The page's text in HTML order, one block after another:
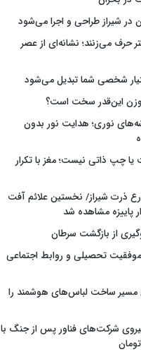
در شیراز طراحی و اجرا می‌شود
حرف می‌زنند؛ نشانه‌ای از عصر
شخصی شما تبدیل می‌شود
این‌قدر سخت است؟
نوری؛ هدایت نور بدون
چپ ذاتی نیست؛ مغز با تکرار
ذرت شیراز/ نخستین علائم آفت
پاییزه مشاهده شد
از بازگشت سرطان
تحصیلی و روابط اجتماعی
مسیر ساخت لباس‌های هوشمند را
شرکت‌های فناور پس از جنگ با